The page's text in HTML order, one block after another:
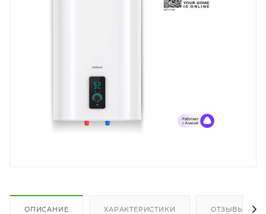
ОПИСАНИЕ ХАРАКТЕРИСТИКИ ОТЗЫВЫ